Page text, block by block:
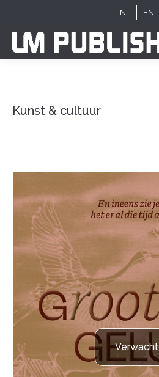
NL EN
Kunst & cultuur
Verwacht